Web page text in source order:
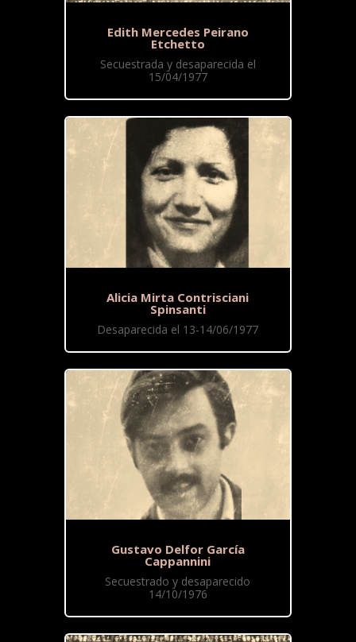
Edith Mercedes Peirano
Etchetto
Secuestrada y desaparecida el
15/04/1977
Alicia Mirta Contrisciani
Spinsanti
Desaparecida el 13-14/06/1977
Gustavo Delfor García
Cappannini
Secuestrado y desaparecido
14/10/1976